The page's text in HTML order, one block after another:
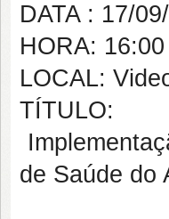
DATA : 17/
HORA: 16:00
LOCAL:
TÍTULO:
de Saúde do